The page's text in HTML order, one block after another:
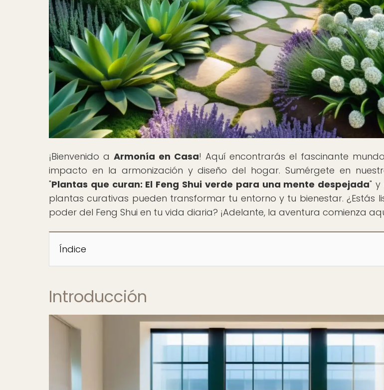
¡Bienvenido a Armonía en Casa! Aquí encontrarás el fascinante
impacto en la armonización y diseño del hogar. Sumérgete en
"Plantas que curan: El Feng Shui verde para una mente despejada" y
plantas curativas pueden transformar tu entorno y tu bienestar. ¿Estás
poder del Feng Shui en tu vida diaria? ¡Adelante, la aventura comienza
Índice
Introducción